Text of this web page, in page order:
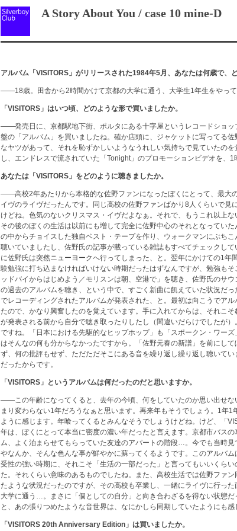
A Story About You / case 10 mine-D
アルバム「VISITORS」がリリースされた1984年5月、あなたは何歳で、
――18歳。田舎から2時間かけて京都の大学に通う、大学生1年生をやって
「VISITORS」はいつ頃、どのような形で買いましたか。
――発売日に、京都駅地下街、ポルタにある十字屋というレコードショッ
盤の「アルバム」を買いましたね。確か店頭に、ジャケットに写ってる
なヤツがあって、それを恥ずかしいようなうれしい気持ちで見ていたの
し、エンドレスで流されていた「Tonight」のプロモーションビデオを、1
あなたは「VISITORS」をどのように聴きましたか。
――高校2年あたりから本格的な佐野ファンになったぼくにとって、最大
イヴのライヴだったんです。同じ高校の佐野ファンばかり8人くらいで見
けどね。色気のないクリスマス・イヴだよなぁ。それで、もうこれ以上な
その後のぼくの生活は以前にも増して完全に佐野中心のそれとなってい
の中からチョイスした独自ベスト・テープを作り、ウォークマンにぶち
聴いていましたし、佐野氏の記事が載っている雑誌もすべてチェックし
に佐野氏は突然ニューヨークへ行ってしまった、と。翌年にかけての1年
験勉強に打ち込まなければいけない時期だったはずなんですが、勉強も
ッドバイからはじめよう／モリスンは朝、空港で」を聴き、佐野氏のサ
の過去のアルバムを聴き、という中で、すごく新曲に飢えていた状況だ
でレコーディングされたアルバムが発表された、と。最初は向こうでア
たので、かなり興奮したのを覚えています。手に入れてからは、それこ
が発表される前から自分で聴き取ったりしたし（間違いだらけでしたが
ですね。「日本における先駆的なヒップホップ」も「スポークン・ワー
はそんなの何も分からなかったですから。「佐野元春の新譜」を前にし
ず、何の批評もせず、ただただそこにある音を繰り返し繰り返し聴いて
だったからです。
「VISITORS」というアルバムは何だったのだと思いますか。
――この年齢になってくると、去年の今頃、何をしていたのか思い出せな
まり変わらない1年だろうなぁと思います。再来年もそうでしょう。1年1
ように感じます。年喰ってくるとみんなそうでしょうけどね。けど、「
年は、ぼくにとって本当に密度の濃い年だったと言えます。京都市バス
ム、よく泊まらせてもらっていた友達のアパートの階段…。今でも当時
やなんか、そんな色んな事が鮮やかに蘇ってくるようです。このアルバ
受性の強い時期に、それこそ「生活の一部だった」と言ってもいいくら
た。それくらい意味のあるものでしたね。また、高校生活では佐野ファ
たような状況だったのですが、その高校も卒業し、一緒にライヴに行っ
大学に通う…。まさに「個としての自分」と向き合わざるを得ない状態
と、あの張りつめたような音世界は、なにかしら同期していたようにも感
「VISITORS 20th Anniversary Edition」は買いましたか。